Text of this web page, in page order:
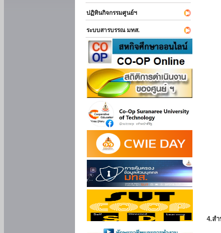
ปฏิทินกิจกรรมศูนย์ฯ
ระบบสารบรรณ มทส.
4.ส